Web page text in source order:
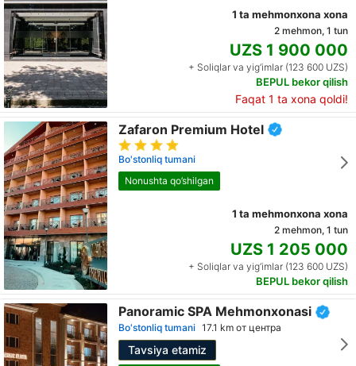
1 ta mehmonxona xona
2 mehmon, 1 tun
UZS 1 900 000
+ Soliqlar va yig‘imlar (123 600 UZS)
BEPUL bekor qilish
Faqat 1 ta xona qoldi!
Zafaron Premium Hotel
Bo'stonliq tumani
Nonushta qo’shilgan
1 ta mehmonxona xona
2 mehmon, 1 tun
UZS 1 205 000
+ Soliqlar va yig‘imlar (123 600 UZS)
BEPUL bekor qilish
Panoramic SPA Mehmonxonasi
Bo'stonliq tumani 17.1 km от центра
Tavsiya etamiz